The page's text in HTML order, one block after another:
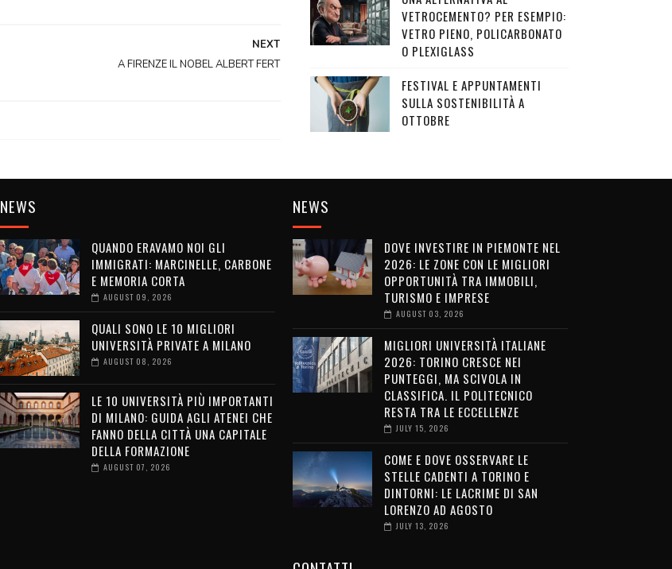
NEXT
A FIRENZE IL NOBEL ALBERT FERT
VETROCEMENTO? PER ESEMPIO:
VETRO PIENO, POLICARBONATO
O PLEXIGLASS
FESTIVAL E APPUNTAMENTI
SULLA SOSTENIBILITÀ A
OTTOBRE
NEWS
QUANDO ERAVAMO NOI GLI
IMMIGRATI: MARCINELLE, CARBONE
E MEMORIA CORTA
AUGUST 09, 2026
QUALI SONO LE 10 MIGLIORI
UNIVERSITÀ PRIVATE A MILANO
AUGUST 08, 2026
LE 10 UNIVERSITÀ PIÙ IMPORTANTI
DI MILANO: GUIDA AGLI ATENEI CHE
FANNO DELLA CITTÀ UNA CAPITALE
DELLA FORMAZIONE
AUGUST 07, 2026
NEWS
DOVE INVESTIRE IN PIEMONTE NEL
2026: LE ZONE CON LE MIGLIORI
OPPORTUNITÀ TRA IMMOBILI,
TURISMO E IMPRESE
AUGUST 03, 2026
MIGLIORI UNIVERSITÀ ITALIANE
2026: TORINO CRESCE NEI
PUNTEGGI, MA SCIVOLA IN
CLASSIFICA. IL POLITECNICO
RESTA TRA LE ECCELLENZE
JULY 15, 2026
COME E DOVE OSSERVARE LE
STELLE CADENTI A TORINO E
DINTORNI: LE LACRIME DI SAN
LORENZO AD AGOSTO
JULY 13, 2026